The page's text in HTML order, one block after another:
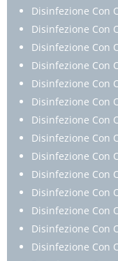
Disinfezione Con
Disinfezione Con
Disinfezione Con
Disinfezione Con
Disinfezione Con
Disinfezione Con
Disinfezione Con
Disinfezione Con
Disinfezione Con
Disinfezione Con
Disinfezione Con
Disinfezione Con
Disinfezione Con
Disinfezione Con